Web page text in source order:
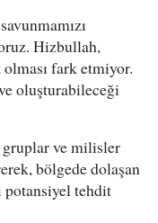
Hizbullah,
fark etmiyor.
oluşturabileceği
gruplar ve milisler
bölgede dolaşan
potansiyel tehdit